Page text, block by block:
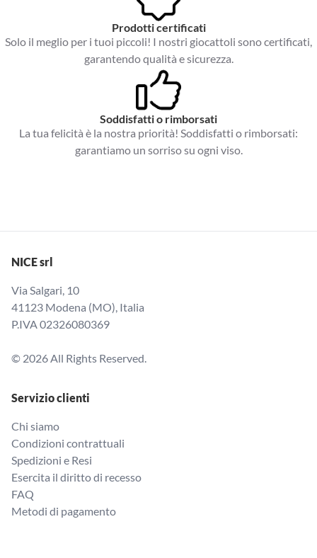
Prodotti certificati
Solo il meglio per i tuoi piccoli! I nostri giocattoli sono certificati,
garantendo qualità e sicurezza.
Soddisfatti o rimborsati
La tua felicità è la nostra priorità! Soddisfatti o rimborsati:
garantiamo un sorriso su ogni viso.
NICE srl
Via Salgari, 10
41123 Modena (MO), Italia
P.IVA 02326080369
© 2026 All Rights Reserved.
Servizio clienti
Chi siamo
Condizioni contrattuali
Spedizioni e Resi
Esercita il diritto di recesso
FAQ
Metodi di pagamento